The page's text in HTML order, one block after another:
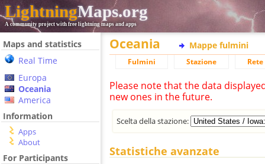
LightningMaps.org
A community project with free lightning maps and apps
Maps and statistics
Real Time
Europa
Oceania
America
Information
Apps
About
For Participants
Oceania Mappe fulmini
Fulmini Stazione
Please note that the data
new ones in the future.
Scelta della stazione:
Statistiche avanzate